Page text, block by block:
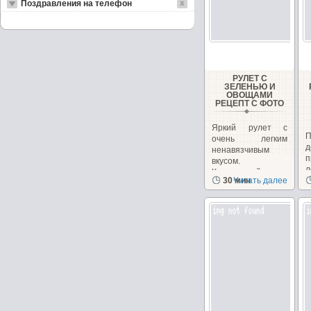
РУЛЕТ С
ЗЕЛЕНЬЮ И
ОВОЩАМИ
РЕЦЕПТ С ФОТО
Яркий рулет с
очень легким
ненавязчивым
вкусом.
Кулинарный...
30 мин
Читать далее
Поздравления на телефон